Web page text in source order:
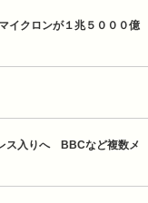
イクロンが１兆５０００億
ス入りへ　BBCなど複数メ